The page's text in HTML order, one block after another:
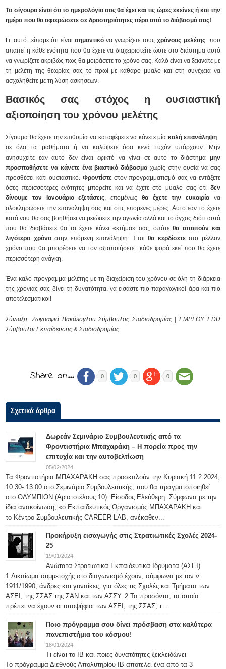
Το σίγουρο είναι ότι το ημερολόγιο σας θα έχει και τις ώρες εκείνες ή και την
ημέρα που θα αφιερώσετε σε δραστηριότητες πέρα από το διάβασμά σας!
Γι’ αυτό είπαμε ότι είναι σημαντικόνα γνωρίζετε τουςχρόνους μελέτηςπου
απαιτεί η κάθε ενότητα που θα έχετε να διαχειριστείτε ώστε στο διάστημα αυτό
να γνωρίζετε ακριβώς πως θα μοιράσετε το χρόνο σας. Καλό είναι να ξεκινάτε με
τη μελέτη της θεωρίας σας το πρωί με καθαρό μυαλό και στη συνέχεια να
ασχοληθείτε με τη λύση ασκήσεων.
Βασικός σας στόχος η ουσιαστική
αξιοποίηση του χρόνου μελέτης
Σίγουρα θα έχετε την επιθυμία να καταφέρετε να κάνετε μία καλή επανάληψη
σε όλα τα μαθήματα ή να καλύψετε όσα κενά τυχόν υπάρχουν. Μην
ανησυχείτε εάν αυτό δεν είναι εφικτό να γίνει σε αυτό το διάστημα μην
προσπαθήσετε να κάνετε ένα βιαστικό διάβασμα χωρίς στην ουσία να σας
προσθέσει κάτι ουσιαστικό. Φροντίστεστον προγραμματισμό σας να εντάξετε
όσες περισσότερες ενότητες μπορείτε και να έχετε στο μυαλό σας ότι δεν
δίνουμε τον Ιανουάριο εξετάσεις, επομένως θα έχετε την ευκαιρία να
ολοκληρώσετε την επανάληψη σας και στις επόμενες μέρες. Αυτό εάν το έχετε
κατά νου θα σας βοηθήσει να μειώσετε την αγωνία αλλά και το άγχος διότι αυτά
που θα διαβάσετε θα τα έχετε κάνει «κτήμα» σας, οπότεθα απαιτούν και
λιγότερο χρόνοστην επόμενη επανάληψη. Έτσιθα κερδίσετεστο μέλλον
χρόνο που θα μπορέσετε να τον αξιοποιήσετε κάθε φορά εκεί που θα έχετε
περισσότερη ανάγκη.
Ένα καλό πρόγραμμα μελέτης με τη διαχείριση του χρόνου σε όλη τη διάρκεια
της χρονιάς σας δίνει τη δυνατότητα, να είσαστε πιο παραγωγικοί άρα και πιο
αποτελεσματικοί!
Σύνταξη: Ζωγραφιά Βακάλογλου Σύμβουλος Σταδιοδρομίας | EMPLOY EDU
Σύμβουλοι Εκπαίδευσης & Σταδιοδρομίας
Share on… 0 0 0
Σχετικά άρθρα
Δωρεάν Σεμινάριο Συμβουλευτικής από τα
Φροντιστήρια Μπαχαράκη – Η πορεία προς την
επιτυχία και την αυτοβελτίωση
05/02/2024
Τα Φροντιστήρια ΜΠΑΧΑΡΑΚΗ σας προσκαλούν την Κυριακή 11.2.2024,
10:30- 13:00 στο Σεμινάριο Συμβουλευτικής, που θα πραγματοποιηθεί
στο ΟΛΥΜΠΙΟΝ (Αριστοτέλους 10). Είσοδος Ελεύθερη. Σύμφωνα με την
ίδια ανακοίνωση, «ο Εκπαιδευτικός Οργανισμός ΜΠΑΧΑΡΑΚΗ και
το Κέντρο Συμβουλευτικής CAREER LAB, ανέκαθεν...
Προκήρυξη εισαγωγής στις Στρατιωτικές Σχολές 2024-
25
19/01/2024
Ανώτατα Στρατιωτικά Εκπαιδευτικά Ιδρύματα (ΑΣΕΙ)
1.Δικαίωμα συμμετοχής στο διαγωνισμό έχουν, σύμφωνα με τον ν.
1911/1990, άνδρες και γυναίκες, για όλες τις Σχολές και Τμήματα των
ΑΣΕΙ, της ΣΣΑΣ της ΣΑΝ και των ΑΣΣΥ. 2.Τα προσόντα, τα οποία
πρέπει να έχουν οι υποψήφιοι των ΑΣΕΙ, της ΣΣΑΣ, τ...
Ποιο πρόγραμμα σου δίνει πρόσβαση στα καλύτερα
πανεπιστήμια του κόσμου!
18/01/2024
Τι είναι το IB και ποιες δυνατότητες ξεκλειδώνει
Το πρόγραμμα Διεθνούς Απολυτηρίου IB αποτελεί ένα από τα 3